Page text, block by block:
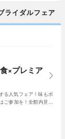
イダルフェア
×プレミア
る人気フェア！味もボ
参加を！全館内見学